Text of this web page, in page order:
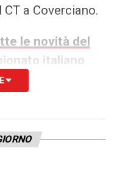
a Coverciano.
le novità del
italiano